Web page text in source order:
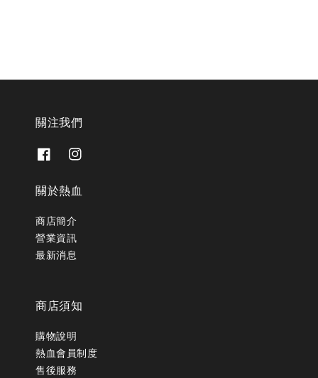
關注我們
關於熱血
商店簡介
營業資訊
最新消息
商店須知
購物說明
熱血會員制度
售後服務